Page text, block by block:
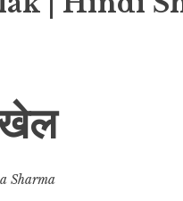
Sharma